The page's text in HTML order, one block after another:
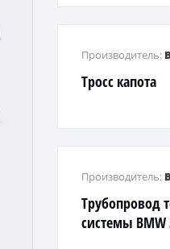
Тросс капота
Производитель:
Трубопровод
системы BMW
Производитель: